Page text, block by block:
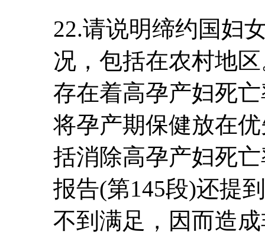
22.请说明缔约国妇
况，包括在农村地
存在着高孕产妇死
将孕产期保健放在
括消除高孕产妇死
报告(第145段)还提
不到满足，因而造